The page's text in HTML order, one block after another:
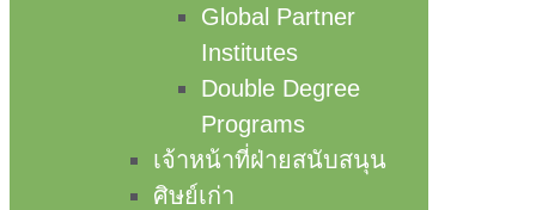
Global Partner
Institutes
Double Degree
Programs
เจ้าหน้าที่ฝ่ายสนับสนุน
ศิษย์เก่า